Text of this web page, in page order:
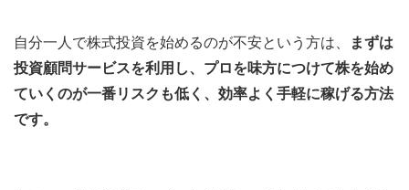
自分一人で株式投資を始めるのが不安という方は、
まずは
投資顧問サービスを利用し、プロを味方につけて株を始め
ていくのが一番リスクも低く、効率よく手軽に稼げる方法
です。